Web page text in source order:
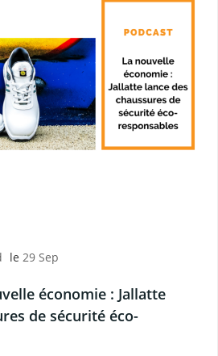
le 29 Sep
économie : Jallatte
de sécurité éco-